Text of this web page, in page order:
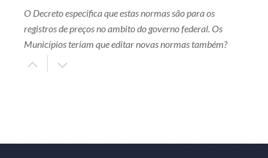
O Decreto especifica que estas normas são para os
registros de preços no ambito do governo federal. Os
Municípios teriam que editar novas normas também?